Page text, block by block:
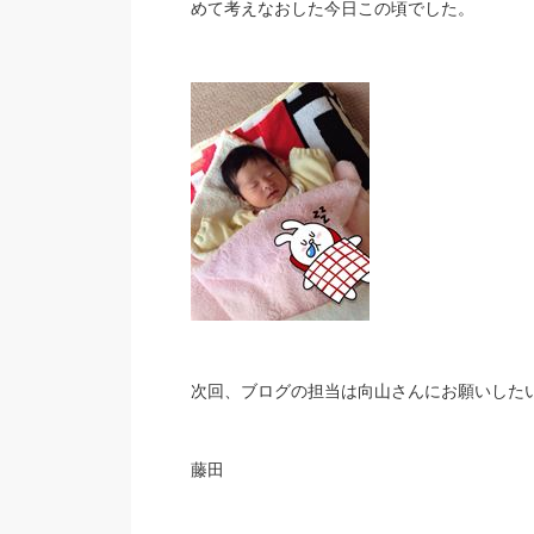
めて考えなおした今日この頃でした。
次回、ブログの担当は向山さんにお願いした
藤田